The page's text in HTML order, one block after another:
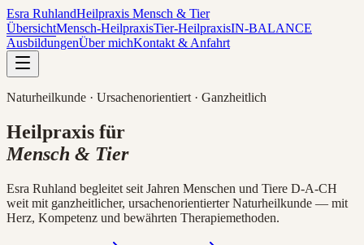
Esra RuhlandHeilpraxis Mensch & Tier
ÜbersichtMensch-HeilpraxisTier-HeilpraxisIN-BALANCE
AusbildungenÜber michKontakt & Anfahrt
Naturheilkunde · Ursachenorientiert · Ganzheitlich
Heilpraxis für
Mensch & Tier
Esra Ruhland begleitet seit Jahren Menschen und Tiere D-A-CH
weit mit ganzheitlicher, ursachenorientierter Naturheilkunde — mit
Herz, Kompetenz und bewährten Therapiemethoden.